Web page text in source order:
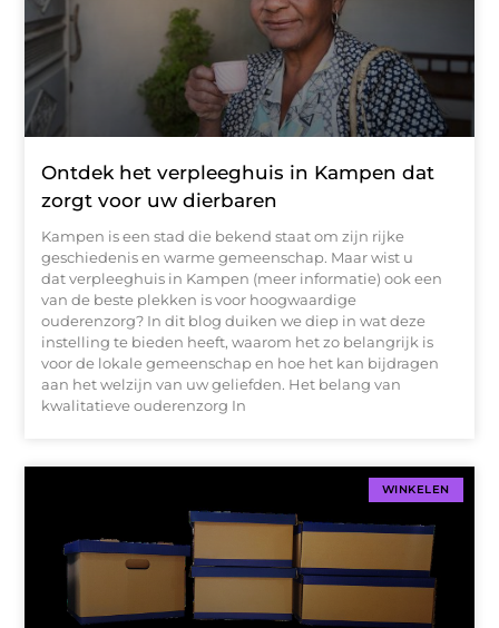
Ontdek het verpleeghuis in Kampen dat
zorgt voor uw dierbaren
Kampen is een stad die bekend staat om zijn rijke
geschiedenis en warme gemeenschap. Maar wist u
dat verpleeghuis in Kampen (meer informatie) ook een
van de beste plekken is voor hoogwaardige
ouderenzorg? In dit blog duiken we diep in wat deze
instelling te bieden heeft, waarom het zo belangrijk is
voor de lokale gemeenschap en hoe het kan bijdragen
aan het welzijn van uw geliefden. Het belang van
kwalitatieve ouderenzorg In
WINKELEN